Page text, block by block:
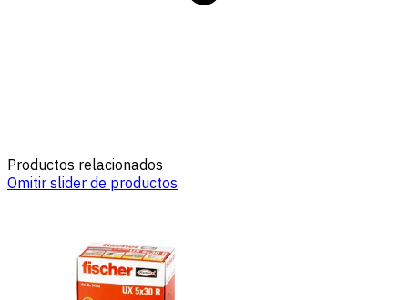
Productos relacionados
Omitir slider de productos